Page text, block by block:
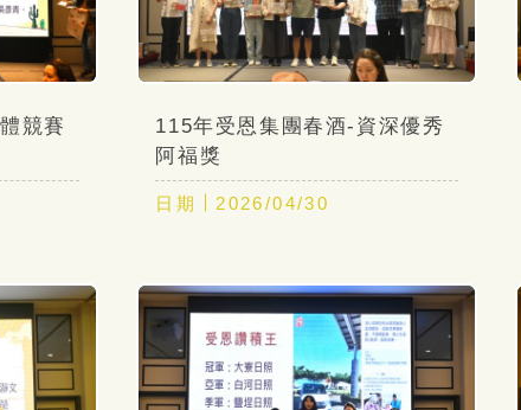
競賽
115年受恩集團春酒-資深優秀
阿福獎
日期 2026/04/30